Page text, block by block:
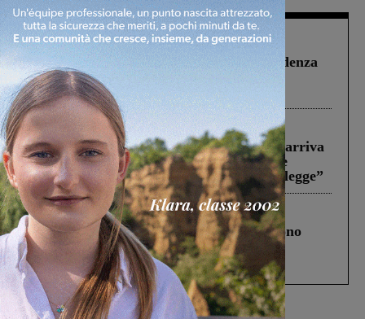
Figline Incisa Valdarno 1 Agosto 2026
Piscina di Figline finanziata oltre la scadenza
Pnrr, il gruppo di Fratelli d’Italia: “Un
ringraziamento al Governo”
Reggello 30 Luglio 2026
Reggello, la chiusura di ‘Mordi e fuggi’ arriva
in Consiglio. Il sindaco: “Come Comune
abbiamo agito solo per far rispettare la legge”
Cronaca 4 Agosto 2026
Un anno fa la strage in A1 in cui morirono
Gianni, Giulia e Franco. Lo schianto, il
processo, lo stop ai sorpassi fra tir....